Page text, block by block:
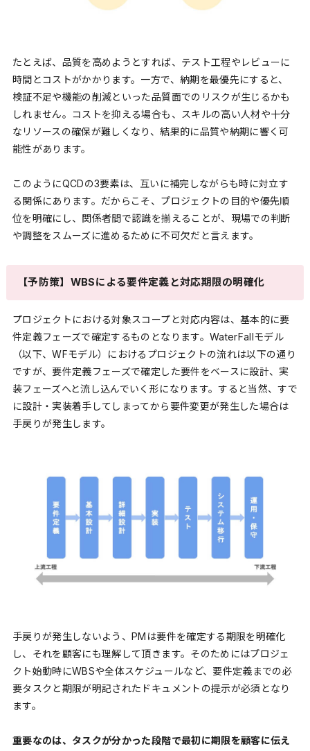
たとえば、品質を高めようとすれば、テスト工程やレビューに
時間とコストがかかります。一方で、納期を最優先にすると、
検証不足や機能の削減といった品質面でのリスクが生じるかも
しれません。コストを抑える場合も、スキルの高い人材や十分
なリソースの確保が難しくなり、結果的に品質や納期に響く可
能性があります。
このようにQCDの3要素は、互いに補完しながらも時に対立す
る関係にあります。だからこそ、プロジェクトの目的や優先順
位を明確にし、関係者間で認識を揃えることが、現場での判断
や調整をスムーズに進めるために不可欠だと言えます。
【予防策】WBSによる要件定義と対応期限の明確化
プロジェクトにおける対象スコープと対応内容は、基本的に要
件定義フェーズで確定するものとなります。WaterFallモデル
（以下、WFモデル）におけるプロジェクトの流れは以下の通り
ですが、要件定義フェーズで確定した要件をベースに設計、実
装フェーズへと流し込んでいく形になります。すると当然、すで
に設計・実装着手してしまってから要件変更が発生した場合は
手戻りが発生します。
手戻りが発生しないよう、PMは要件を確定する期限を明確化
し、それを顧客にも理解して頂きます。そのためにはプロジェ
クト始動時にWBSや全体スケジュールなど、要件定義までの必
要タスクと期限が明記されたドキュメントの提示が必須となり
ます。
重要なのは、タスクが分かった段階で最初に期限を顧客に伝え